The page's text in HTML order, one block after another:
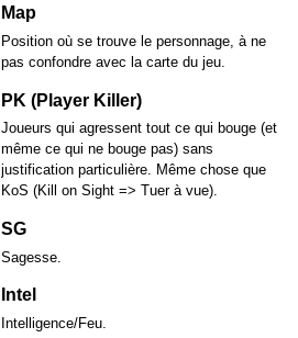
Map
Position où se trouve le personnage, à ne
pas confondre avec la carte du jeu.
PK (Player Killer)
Joueurs qui agressent tout ce qui bouge (et
même ce qui ne bouge pas) sans
justification particulière. Même chose que
KoS (Kill on Sight => Tuer à vue).
SG
Sagesse.
Intel
Intelligence/Feu.